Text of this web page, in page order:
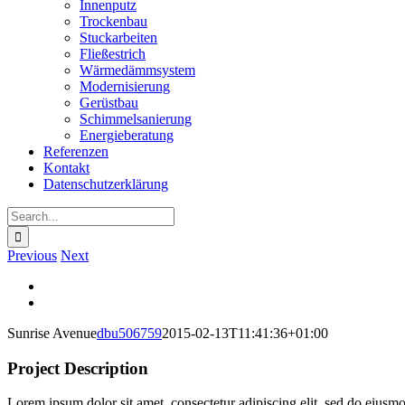
Innenputz
Trockenbau
Stuckarbeiten
Fließestrich
Wärmedämmsystem
Modernisierung
Gerüstbau
Schimmelsanierung
Energieberatung
Referenzen
Kontakt
Datenschutzerklärung
Search
for:
Previous Next
Image
Sunrise Avenuedbu5067592015-02-13T11:41:36+01:00
Project Description